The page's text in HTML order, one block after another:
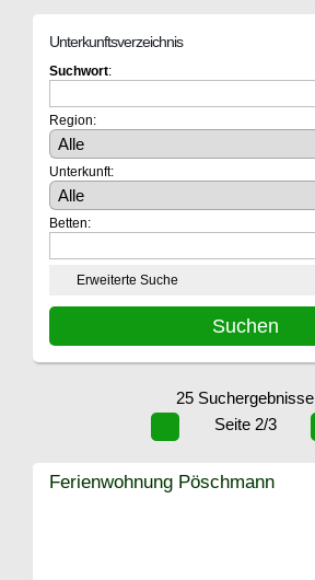
Unterkunftsverzeichnis
Suchwort:
Region:
Unterkunft:
Betten:
Erweiterte Suche
25 Suchergebnisse
Seite 2/3
Ferienwohnung Pöschmann